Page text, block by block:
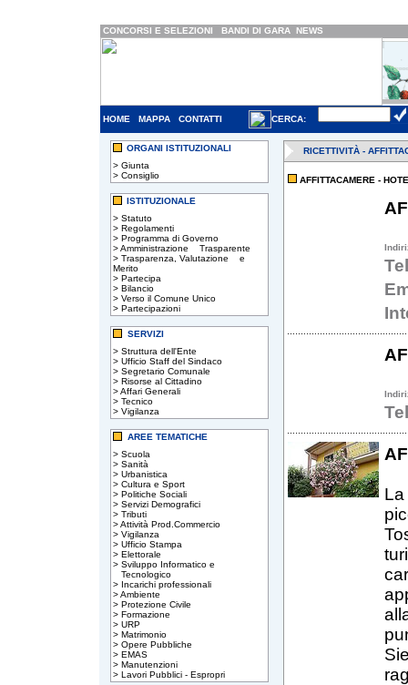
CONCORSI E SELEZIONI BANDI DI GARA NEWS
HOME MAPPA CONTATTI CERCA:
ORGANI ISTITUZIONALI
> Giunta
> Consiglio
ISTITUZIONALE
> Statuto
> Regolamenti
> Programma di Governo
>Amministrazione Trasparente
> Trasparenza, Valutazione e
Merito
> Partecipa
> Bilancio
> Verso il Comune Unico
> Partecipazioni
SERVIZI
> Struttura dell'Ente
> Ufficio Staff del Sindaco
> Segretario Comunale
> Risorse al Cittadino
>Affari Generali
> Tecnico
> Vigilanza
AREE TEMATICHE
> Scuola
> Sanità
> Urbanistica
> Cultura e Sport
> Politiche Sociali
> Servizi Demografici
> Tributi
>Attività Prod.Commercio
> Vigilanza
> Ufficio Stampa
> Elettorale
> Sviluppo Informatico e
Tecnologico
> Incarichi professionali
>Ambiente
> Protezione Civile
> Formazione
> URP
> Matrimonio
> Opere Pubbliche
> EMAS
> Manutenzioni
> Lavori Pubblici - Espropri
RICETTIVITÀ -
AFFITTACAMERE -